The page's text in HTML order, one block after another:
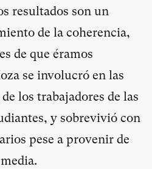
resultados son un
de la coherencia,
de que éramos
se involucró en las
los trabajadores de las
y sobrevivió con
pese a provenir de